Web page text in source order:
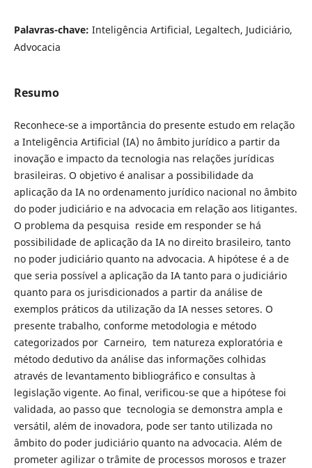
Palavras-chave: Inteligência Artificial, Legaltech, Judiciário,
Advocacia
Resumo
Reconhece-se a importância do presente estudo em relação
a Inteligência Artificial (IA) no âmbito jurídico a partir da
inovação e impacto da tecnologia nas relações jurídicas
brasileiras. O objetivo é analisar a possibilidade da
aplicação da IA no ordenamento jurídico nacional no âmbito
do poder judiciário e na advocacia em relação aos litigantes.
O problema da pesquisa reside em responder se há
possibilidade de aplicação da IA no direito brasileiro, tanto
no poder judiciário quanto na advocacia. A hipótese é a de
que seria possível a aplicação da IA tanto para o judiciário
quanto para os jurisdicionados a partir da análise de
exemplos práticos da utilização da IA nesses setores. O
presente trabalho, conforme metodologia e método
categorizados por Carneiro, tem natureza exploratória e
método dedutivo da análise das informações colhidas
através de levantamento bibliográfico e consultas à
legislação vigente. Ao final, verificou-se que a hipótese foi
validada, ao passo que tecnologia se demonstra ampla e
versátil, além de inovadora, pode ser tanto utilizada no
âmbito do poder judiciário quanto na advocacia. Além de
prometer agilizar o trâmite de processos morosos e trazer